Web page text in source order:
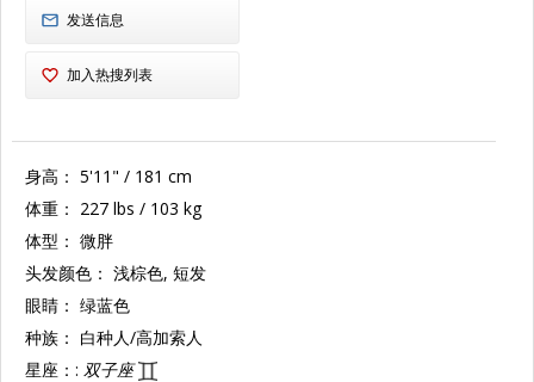
发送信息
加入热搜列表
身高： 5'11" / 181 cm
体重： 227 lbs / 103 kg
体型： 微胖
头发颜色： 浅棕色, 短发
眼睛： 绿蓝色
种族： 白种人/高加索人
星座：: 双子座